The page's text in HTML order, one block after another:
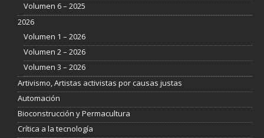
Volumen 6 – 2025
2026
Volumen 1 – 2026
Volumen 2 – 2026
Volumen 3 – 2026
Artivismo, Artistas activistas por causas justas
Automación
Bioconstrucción y Permacultura
Crítica a la tecnología